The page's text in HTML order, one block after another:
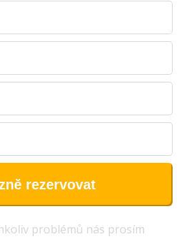
rezervovat
problémů nás prosím